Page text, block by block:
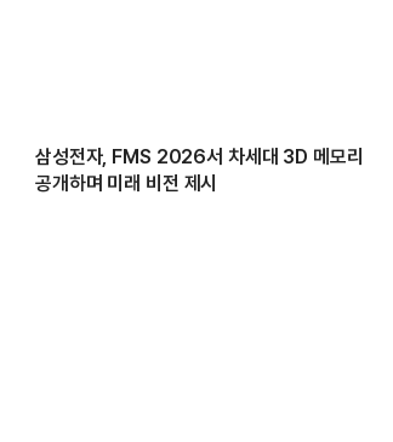
삼성전자, FMS 2026서 차세대 3D 메모리
공개하며 미래 비전 제시